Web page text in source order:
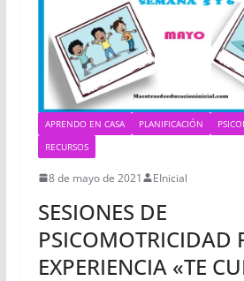
APRENDO EN CASA PLANIFICACIÓN
RECURSOS
8 de mayo de 2021 EInicial
SESIONES DE
PSICOMOTRICIDAD
EXPERIENCIA «TE